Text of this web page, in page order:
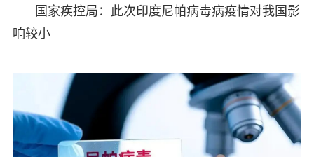
国家疾控局：此次印度尼帕病毒病疫情对我国影
响较小